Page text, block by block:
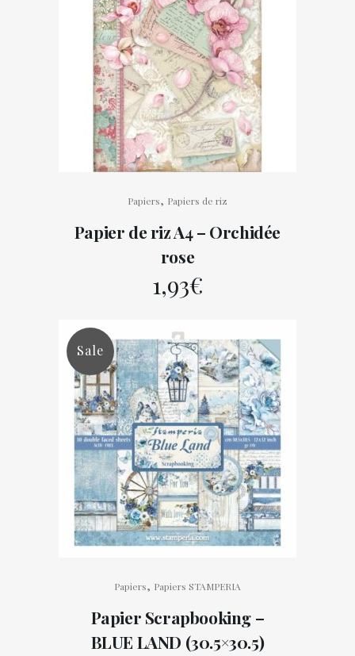
Papiers, Papiers de riz
Papier de riz A4 – Orchidée
rose
1,93€
Sale
Papiers, Papiers STAMPERIA
Papier Scrapbooking –
BLUE LAND (30.5×30.5)